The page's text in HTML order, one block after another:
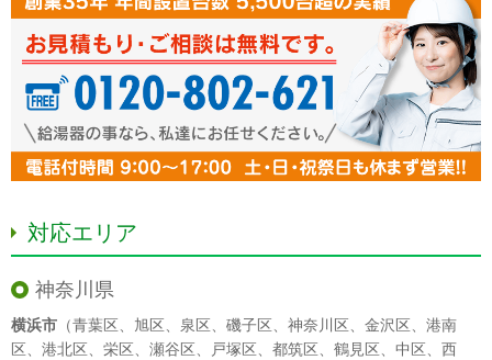
対応エリア
神奈川県
横浜市 （青葉区 旭区 泉区 磯子区 神奈川区 金沢区
港南
区
港北区 栄区 瀬谷区 戸塚区 都筑区 鶴見区 中区
西